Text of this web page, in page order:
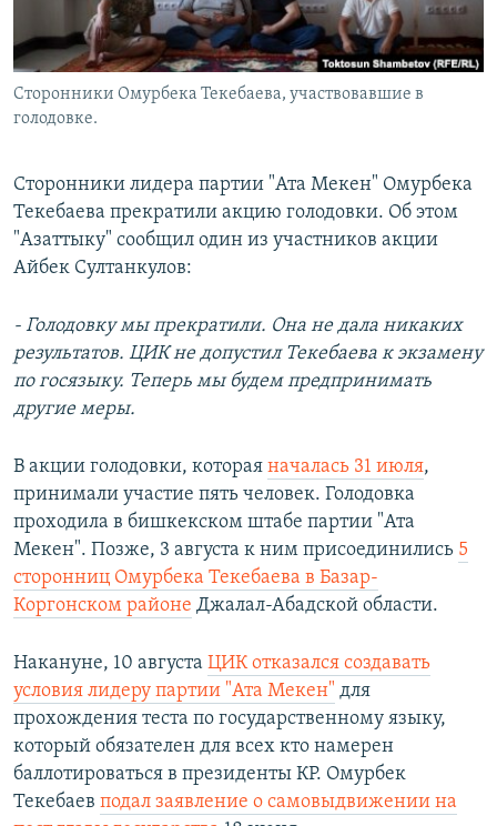
Сторонники Омурбека Текебаева, участвовавшие в
голодовке.
Сторонники лидера партии "Ата Мекен" Омурбека
Текебаева прекратили акцию голодовки. Об этом
"Азаттыку" сообщил один из участников акции
Айбек Султанкулов:
- Голодовку мы прекратили. Она не дала никаких
результатов. ЦИК не допустил Текебаева к экзамену
по госязыку. Теперь мы будем предпринимать
другие меры.
В акции голодовки, которая началась 31 июля,
принимали участие пять человек. Голодовка
проходила в бишкекском штабе партии "Ата
Мекен".​ Позже, 3 августа к ним присоединились 5
сторонниц Омурбека Текебаева в Базар-
Коргонском районе Джалал-Абадской области.
Накануне, 10 августа ЦИК отказался создавать
условия лидеру партии "Ата Мекен" для
прохождения теста по государственному языку,
который обязателен для всех кто намерен
баллотироваться в президенты КР. Омурбек
Текебаев подал заявление о самовыдвижении на